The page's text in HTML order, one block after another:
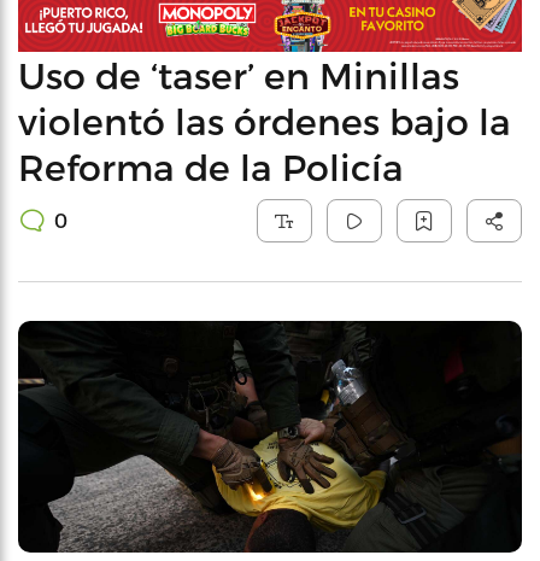
Uso de ‘taser’ en Minillas
violentó las órdenes bajo la
Reforma de la Policía
0